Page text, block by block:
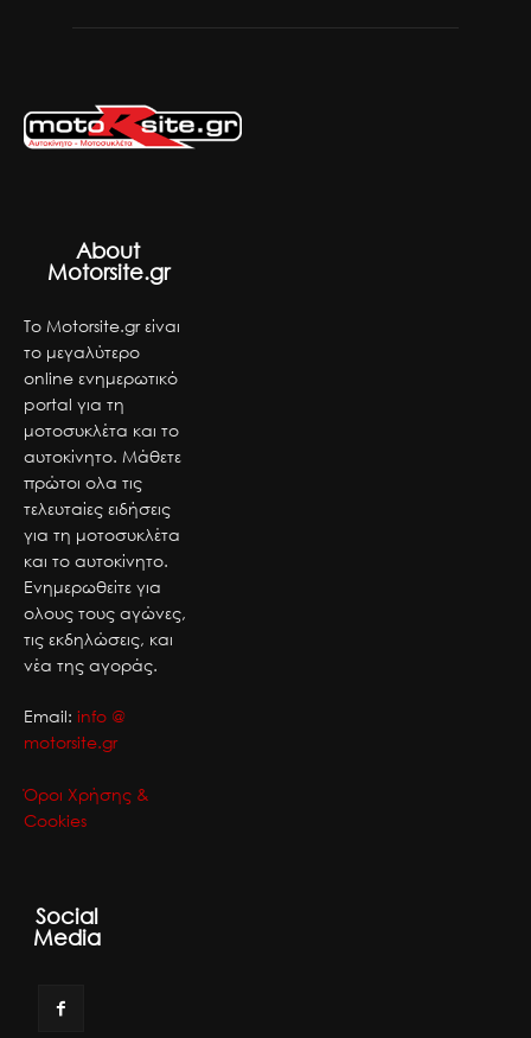
About
Motorsite.gr
Το Motorsite.gr είναι
το μεγαλύτερο
online ενημερωτικό
portal για τη
μοτοσυκλέτα και το
αυτοκίνητο. Μάθετε
πρώτοι ολα τις
τελευταίες ειδήσεις
για τη μοτοσυκλέτα
και το αυτοκίνητο.
Ενημερωθείτε για
ολους τους αγώνες,
τις εκδηλώσεις, και
νέα της αγοράς.
Email: info @
motorsite.gr
Όροι Χρήσης &
Cookies
Social
Media